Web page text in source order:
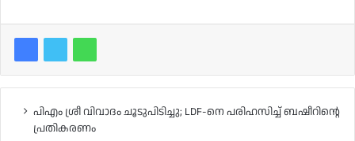
പിഎം ശ്രീ വിവാദം ചൂടുപിടിച്ചു; LDF-നെ പരിഹസിച്ച് ബഷീറിന്റെ
പ്രതികരണം